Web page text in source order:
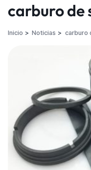
carburo de
Inicio Noticias carburo